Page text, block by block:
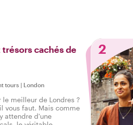
cachés de
tours | London
le meilleur de Londres ?
vous faut. Mais comme
attendre d'une
2